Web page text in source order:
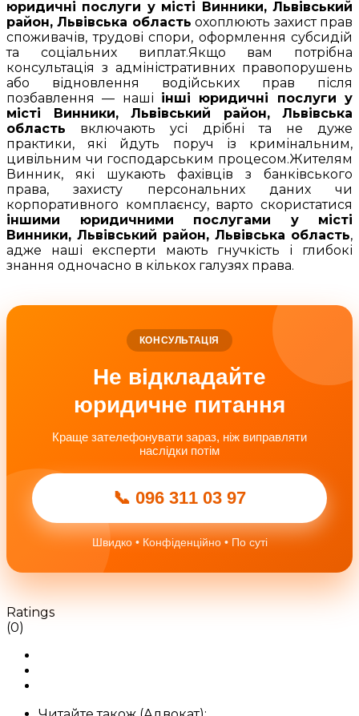
юридичні послуги у місті Винники, Львівський
район, Львівська область охоплюють захист прав
споживачів, трудові спори, оформлення субсидій
та соціальних виплат.Якщо вам потрібна
консультація з адміністративних правопорушень
або відновлення водійських прав після
позбавлення — наші інші юридичні послуги у
місті Винники, Львівський район, Львівська
область включають усі дрібні та не дуже
практики, які йдуть поруч із кримінальним,
цивільним чи господарським процесом.Жителям
Винник, які шукають фахівців з банківського
права, захисту персональних даних чи
корпоративного комплаєнсу, варто скористатися
іншими юридичними послугами у місті
Винники, Львівський район, Львівська область,
адже наші експерти мають гнучкість і глибокі
знання одночасно в кількох галузях права.
КОНСУЛЬТАЦІЯ
Не відкладайте
юридичне питання
Краще зателефонувати зараз, ніж виправляти
наслідки потім
📞 096 311 03 97
Швидко • Конфіденційно • По суті
Ratings
(0)